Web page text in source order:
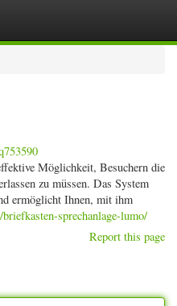
Möglichkeit, Besuchern die
zu müssen. Das System
ermöglicht Ihnen, mit ihm
sprechanlage-lumo/
Report this page